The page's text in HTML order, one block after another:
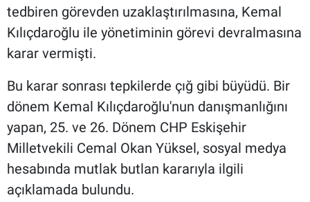
tedbiren görevden uzaklaştırılmasına, Kemal
Kılıçdaroğlu ile yönetiminin görevi devralmasına
karar vermişti.
Bu karar sonrası tepkilerde çığ gibi büyüdü. Bir
dönem Kemal Kılıçdaroğlu'nun danışmanlığını
yapan, 25. ve 26. Dönem CHP Eskişehir
Milletvekili Cemal Okan Yüksel, sosyal medya
hesabında mutlak butlan kararıyla ilgili
açıklamada bulundu.